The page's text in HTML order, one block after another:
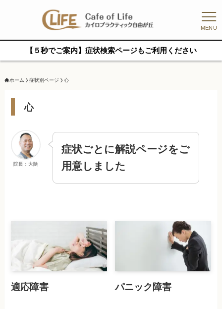
MENU
【５秒でご案内】症状検索ページもご利用ください
ホーム 症状別ページ 心
心
院長：大陰
症状ごとに解説ページをご
用意しました
適応障害 パニック障害